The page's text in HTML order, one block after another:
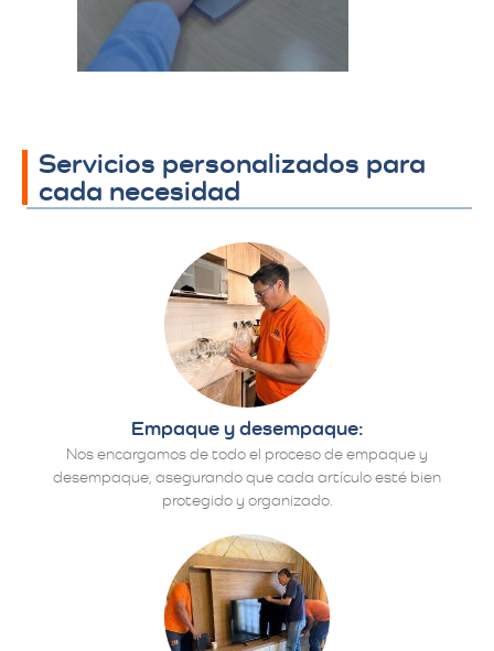
establecen los
detalles finales.​
Servicios personalizados para
cada necesidad
Empaque y desempaque:
Nos encargamos de todo el proceso de empaque y
desempaque, asegurando que cada artículo esté bien
protegido y organizado.